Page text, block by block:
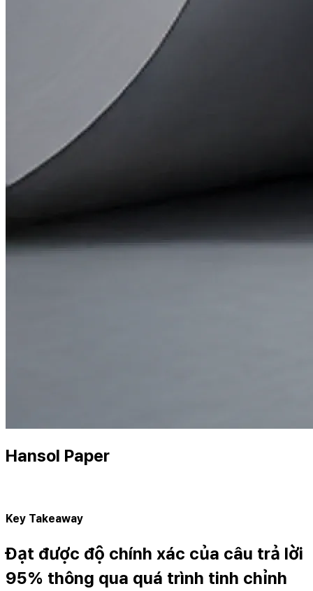
Hansol Paper
Key Takeaway
Đạt được độ chính xác của câu trả lời
95% thông qua quá trình tinh chỉnh